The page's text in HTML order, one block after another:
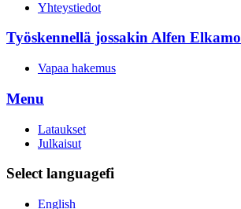
Yhteystiedot
Työskennellä jossakin Alfen Elkamo
Vapaa hakemus
Menu
Lataukset
Julkaisut
Select languagefi
English